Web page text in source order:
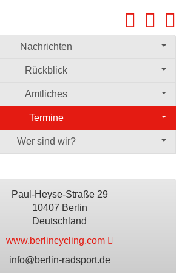
Nachrichten
Rückblick
Amtliches
Termine
Wer sind wir?
Paul-Heyse-Straße 29
10407 Berlin
Deutschland
www.berlincycling.com
info@berlin-radsport.de